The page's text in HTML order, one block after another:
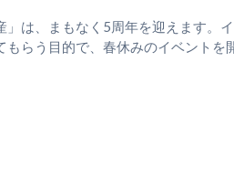
は、まもなく5周年を迎えます。
らう目的で、春休みのイベントを